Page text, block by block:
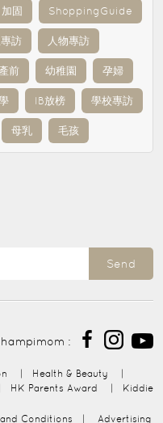
加固 ShoppingGuide
訪 人物專訪
產前 幼稚園 孕婦
IB放榜 學校專訪
母乳 毛孩
Send
:
| Health & Beauty
|
HK Parents Award | Kiddie
Conditions | Advertising